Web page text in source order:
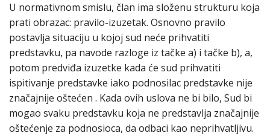
U normativnom smislu, član ima složenu strukturu koja
prati obrazac: pravilo-izuzetak. Osnovno pravilo
postavlja situaciju u kojoj sud neće prihvatiti
predstavku, pa navode razloge iz tačke a) i tačke b), a,
potom predviđa izuzetke kada će sud prihvatiti
ispitivanje predstavke iako podnosilac predstavke nije
značajnije oštećen . Kada ovih uslova ne bi bilo, Sud bi
mogao svaku predstavku koja ne predstavlja značajnije
oštećenje za podnosioca, da odbaci kao neprihvatljivu.